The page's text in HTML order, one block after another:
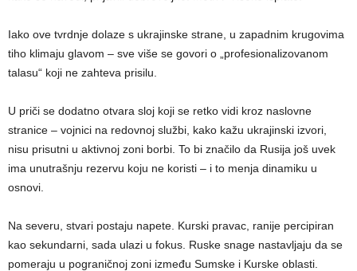
Iako ove tvrdnje dolaze s ukrajinske strane, u zapadnim krugovima
tiho klimaju glavom – sve više se govori o „profesionalizovanom
talasu“ koji ne zahteva prisilu.
U priči se dodatno otvara sloj koji se retko vidi kroz naslovne
stranice – vojnici na redovnoj službi, kako kažu ukrajinski izvori,
nisu prisutni u aktivnoj zoni borbi. To bi značilo da Rusija još uvek
ima unutrašnju rezervu koju ne koristi – i to menja dinamiku u
osnovi.
Na severu, stvari postaju napete. Kurski pravac, ranije percipiran
kao sekundarni, sada ulazi u fokus. Ruske snage nastavljaju da se
pomeraju u pograničnoj zoni između Sumske i Kurske oblasti.